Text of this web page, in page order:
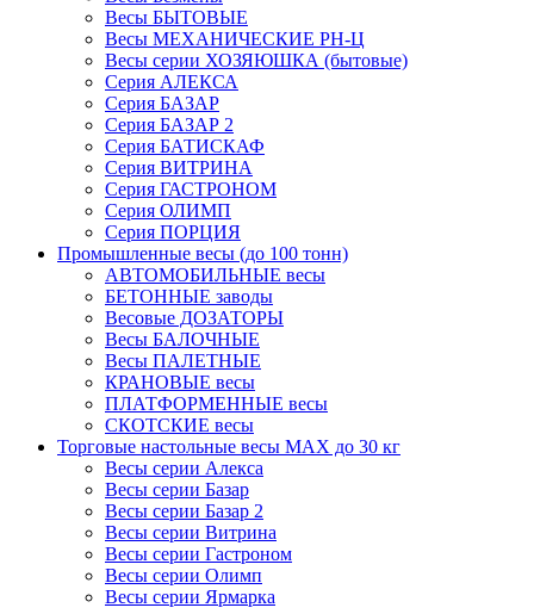
Весы БЫТОВЫЕ
Весы МЕХАНИЧЕСКИЕ РН-Ц
Весы серии ХОЗЯЮШКА (бытовые)
Серия АЛЕКСА
Серия БАЗАР
Серия БАЗАР 2
Серия БАТИСКАФ
Серия ВИТРИНА
Серия ГАСТРОНОМ
Серия ОЛИМП
Серия ПОРЦИЯ
Промышленные весы (до 100 тонн)
АВТОМОБИЛЬНЫЕ весы
БЕТОННЫЕ заводы
Весовые ДОЗАТОРЫ
Весы БАЛОЧНЫЕ
Весы ПАЛЕТНЫЕ
КРАНОВЫЕ весы
ПЛАТФОРМЕННЫЕ весы
СКОТСКИЕ весы
Торговые настольные весы MAX до 30 кг
Весы серии Алекса
Весы серии Базар
Весы серии Базар 2
Весы серии Витрина
Весы серии Гастроном
Весы серии Олимп
Весы серии Ярмарка